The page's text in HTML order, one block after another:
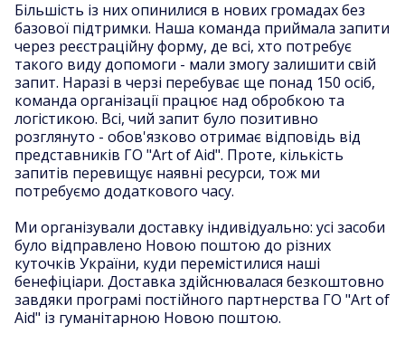
Більшість із них опинилися в нових громадах без
базової підтримки. Наша команда приймала запити
через реєстраційну форму, де всі, хто потребує
такого виду допомоги - мали змогу залишити свій
запит. Наразі в черзі перебуває ще понад 150 осіб,
команда організації працює над обробкою та
логістикою. Всі, чий запит було позитивно
розглянуто - обов'язково отримає відповідь від
представників ГО "Art of Aid". Проте, кількість
запитів перевищує наявні ресурси, тож ми
потребуємо додаткового часу.
Ми організували доставку індивідуально: усі засоби
було відправлено Новою поштою до різних
куточків України, куди перемістилися наші
бенефіціари. Доставка здійснювалася безкоштовно
завдяки програмі постійного партнерства ГО "Art of
Aid" із гуманітарною Новою поштою.